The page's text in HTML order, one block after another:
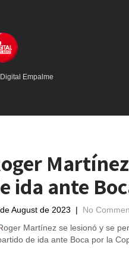
Digital Empalme
ida ante
August de 2023 | No